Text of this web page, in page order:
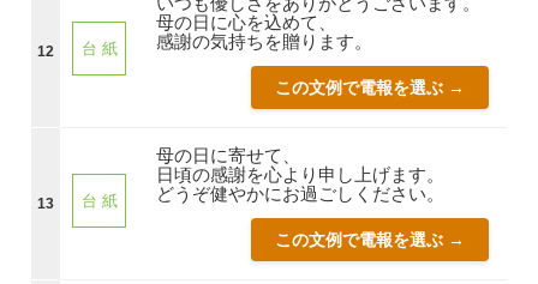
12 台 紙
母の日に心を込めて、
感謝の気持ちを贈ります。
この文例で電報を選ぶ →
13 台 紙
母の日に寄せて、
日頃の感謝を心より申し上げます。
どうぞ健やかにお過ごしください。
この文例で電報を選ぶ →